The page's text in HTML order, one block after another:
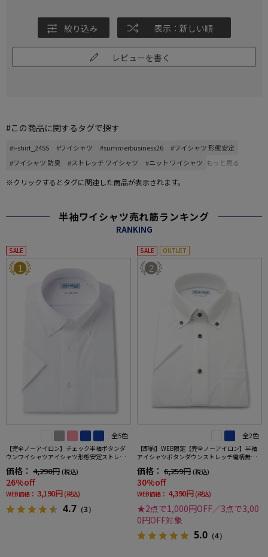
絞り込み 表示：新しい順
レビューを書く
#この商品に関するタグで探す
#i-shirt_24SS #ワイシャツ #summerbusiness26
#ワイシャツ 形態安定
#ワイシャツ 防臭
#ストレッチ ワイシャツ #ニット ワイシャツ もっと見る
※クリックするとタグに関連した商品が表示されます。
半袖ワイシャツ売れ筋ランキング
RANKING
SALE
1
全5色
【完全ノーアイロン】チェック半袖ボタンダ
ウンワイシャツアイシャツ形態安定ストレッ
価格： 4,290円 (税込)
26%off
WEB価格： 3,190円 (税込)
4.7 （3）
SALE OUTLET
2
全2色
【即納】WEB限定【完全ノーアイロン】半袖
アイシャツボタンダウンストレッチ織柄無地i-
価格： 6,259円 (税込)
30%off
WEB価格： 4,390円 (税込)
★2点で1,000円OFF／3点で3,00
0円OFF対象
5.0 （4）